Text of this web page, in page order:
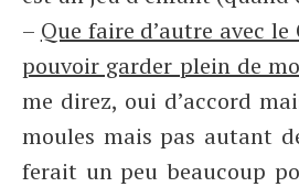
– Que faire d’autre avec
pouvoir garder plein de
me direz, oui d’accord
moules mais pas autant
ferait un peu beaucoup